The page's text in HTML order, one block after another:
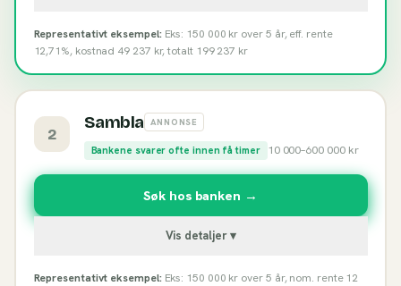
Representativt eksempel: Eks: 150 000 kr over 5 år, eff. rente
12,71%, kostnad 49 237 kr, totalt 199 237 kr
2
Sambla ANNONSE
Bankene svarer ofte innen få timer 10 000–600 000kr
Søk hos banken →
Vis detaljer ▾
Representativt eksempel: Eks: 150 000 kr over 5 år, nom. rente 12